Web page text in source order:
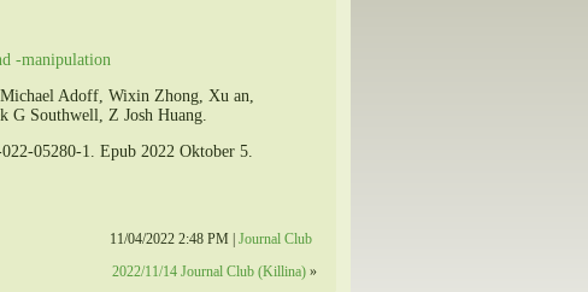
-manipulation
Adoff, Wixin Zhong, Xu an,
G Southwell, Z Josh Huang.
05280-1. Epub 2022 Oktober 5.
11/04/2022 2:48 PM |Journal Club
2022/11/14 Journal Club (Killina)»